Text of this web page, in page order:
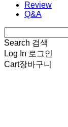
Review
Q&A
Search 검색
Log In 로그인
Cart장바구니